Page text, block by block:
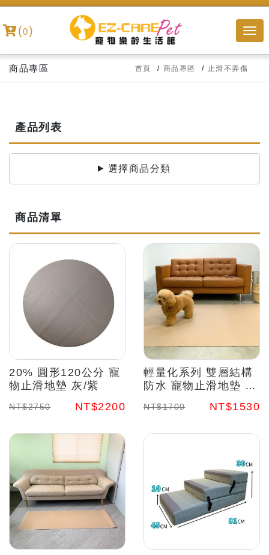
(0)
商品專區 首頁 商品專區 止滑不弄傷
產品列表
選擇商品分類
商品清單
20% 圓形120公分 寵
物止滑地墊 灰/紫
NT$2750 NT$2200
輕量化系列 雙層結構
防水 寵物止滑地墊 摩
NT$1700 NT$1530